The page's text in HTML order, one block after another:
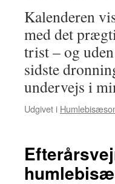
Kalenderen
med det
trist – og
sidste
undervejs i
Udgivet i